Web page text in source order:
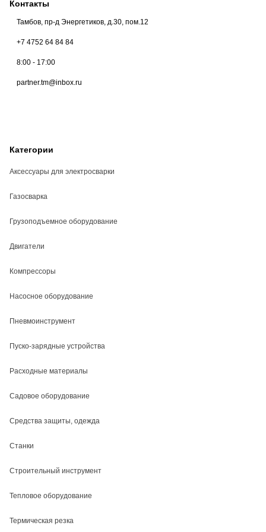
Контакты
Тамбов, пр-д Энергетиков, д.30, пом.12
+7 4752 64 84 84
8:00 - 17:00
partner.tm@inbox.ru
Категории
Аксессуары для электросварки
Газосварка
Грузоподъемное оборудование
Двигатели
Компрессоры
Насосное оборудование
Пневмоинструмент
Пуско-зарядные устройства
Расходные материалы
Садовое оборудование
Средства защиты, одежда
Станки
Строительный инструмент
Тепловое оборудование
Термическая резка